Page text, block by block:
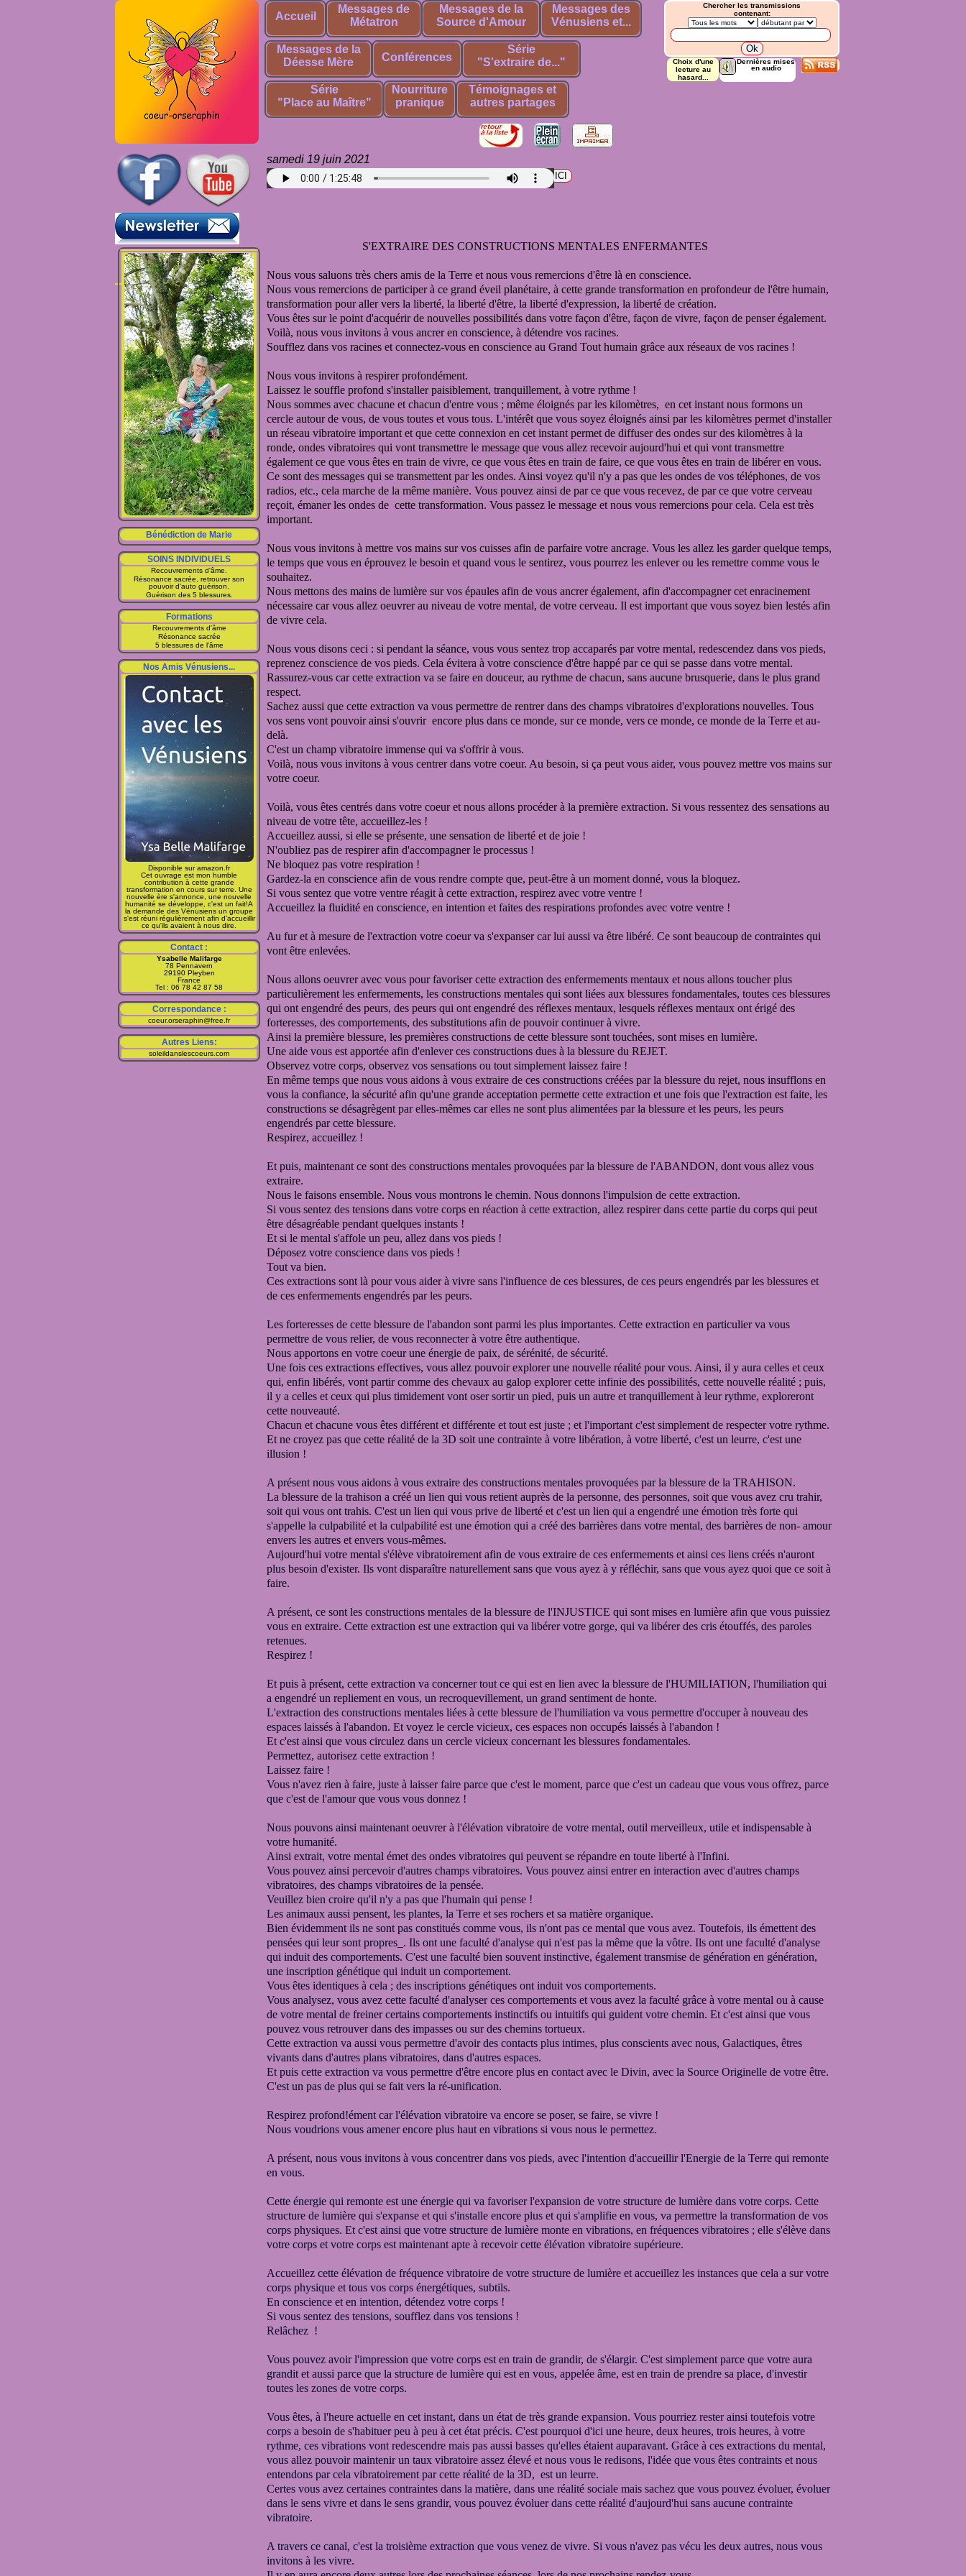
Bénédiction de Marie
SOINS INDIVIDUELS
Recouvrements d'âme.
Résonance sacrée, retrouver son
pouvoir d'auto guérison.
Guérison des 5 blessures.
Formations
Recouvrements d'âme
Résonance sacrée
5 blessures de l'âme
Nos Amis Vénusiens...
Disponible sur amazon.fr
Cet ouvrage est mon humble
contribution à cette grande
transformation en cours sur terre. Une
nouvelle ère s'annonce, une nouvelle
humanité se développe, c'est un fait!A
la demande des Vénusiens un groupe
s'est réuni régulièrement afin d'accueillir
ce qu'ils avaient à nous dire.
Contact :
Ysabelle Malifarge
78 Pennavern
29190 Pleyben
France
Tel : 06 78 42 87 58
Correspondance :
coeur.orseraphin@free.fr
Autres Liens:
soleildanslescoeurs.com
Chercher les transmissions
contenant:
Choix d'une
lecture au
hasard...
Dernières mises
en audio
Accueil
Messages de
Métatron
Messages de la
Source d'Amour
Messages des
Vénusiens et...
Messages de la
Déesse Mère
Conférences
Série
"S'extraire de..."
Série
"Place au Maître"
Nourriture
pranique
Témoignages et
autres partages
samedi 19 juin 2021
Pour télécharger le fichier audio en format mp3 cliquez
S'EXTRAIRE DES CONSTRUCTIONS MENTALES ENFERMANTES
Nous vous saluons très chers amis de la Terre et nous vous remercions d'être là en conscience.
Nous vous remercions de participer à ce grand éveil planétaire, à cette grande transformation en profondeur de l'être humain,
transformation pour aller vers la liberté, la liberté d'être, la liberté d'expression, la liberté de création.
Vous êtes sur le point d'acquérirde nouvelles possibilités dans votre façon d'être, façon de vivre, façon de penser également.
Voilà, nous vous invitons à vous ancrer en conscience, à détendre vos racines.
Soufflez dans vos racines et connectez-vous en conscience au Grand Tout humain grâce aux réseaux de vos racines !
Nous vous invitons à respirer profondément.
Laissez le souffle profond s'installer paisiblement, tranquillement, à votre rythme !
Nous sommes avec chacune et chacun d'entre vous ; même éloignés par les kilomètres, en cet instant nous formons un
cercle autour de vous, de vous toutes et vous tous. L'intérêt que vous soyez éloignés ainsi par les kilomètres permet d'installer
un réseau vibratoire important et que cette connexion en cet instant permet de diffuser des ondes sur des kilomètres à la
ronde, ondes vibratoires qui vont transmettre le message que vous allez recevoiraujourd'hui et qui vont transmettre
également ce que vous êtes en train de vivre, ce que vous êtes en train de faire, ce que vous êtes en train de libérer en vous.
Ce sont des messages qui se transmettent par les ondes. Ainsi voyez qu'il n'y a pas que les ondes de vos téléphones, de vos
radios, etc., cela marche de la même manière. Vous pouvez ainsi de par ce que vous recevez, de par ce que votre cerveau
reçoit, émaner les ondes de cette transformation. Vous passez le message et nous vous remercions pour cela. Cela est très
important.
Nous vous invitons à mettre vos mains sur vos cuisses afin de parfaire votre ancrage. Vous les allez les garder quelque temps,
le temps que vous en éprouvez le besoin et quand vous le sentirez, vous pourrez les enlever ou les remettre comme vous le
souhaitez.
Nous mettons des mains de lumière sur vos épaules afin de vous ancrer également, afin d'accompagner cet enracinement
nécessaire car vous allez oeuvrer au niveau de votre mental, de votre cerveau. Il est important que vous soyez bien lestés afin
de vivre cela.
Nous vous disons ceci : si pendant la séance, vous vous sentez trop accaparés par votre mental, redescendez dans vos pieds,
reprenez conscience de vos pieds. Cela évitera à votre conscience d'être happé par ce qui se passe dans votre mental.
Rassurez-vous car cette extraction va se faire en douceur, au rythme de chacun, sans aucune brusquerie, dans le plus grand
respect.
Sachez aussi que cette extraction va vous permettre de rentrer dans des champs vibratoires d'explorations nouvelles. Tous
vos sens vont pouvoir ainsi s'ouvrir encore plus dans ce monde, sur ce monde, vers ce monde, ce monde de la Terre et au-
delà.
C'est un champ vibratoire immense qui va s'offrir à vous.
Voilà, nous vous invitons à vous centrer dans votre coeur. Au besoin, si ça peut vous aider, vous pouvez mettre vos mains sur
votre coeur.
Voilà, vous êtes centrés dans votre coeur et nous allons procéder à la première extraction. Si vous ressentez des sensations au
niveau de votre tête, accueillez-les !
Accueillez aussi, si elle se présente, une sensation de liberté et de joie !
N'oubliez pas de respirerafin d'accompagner le processus !
Ne bloquez pas votre respiration !
Gardez-la en conscience afin de vous rendre compte que, peut-être à un moment donné, vous la bloquez.
Si vous sentez que votre ventre réagit à cette extraction, respirez avec votre ventre !
Accueillez la fluidité en conscience, en intention et faites des respirations profondes avec votre ventre !
Au fur et à mesure de l'extraction votre coeur va s'expansercar lui aussi va être libéré. Ce sont beaucoup de contraintes qui
vont être enlevées.
Nous allons oeuvrer avec vous pour favoriser cette extraction des enfermements mentaux et nous allons toucher plus
particulièrement les enfermements, les constructions mentales qui sont liées aux blessures fondamentales, toutes ces blessures
qui ont engendré des peurs, des peurs qui ont engendré des réflexes mentaux, lesquels réflexes mentaux ont érigé des
forteresses, des comportements, des substitutions afin de pouvoir continuer à vivre.
Ainsi la première blessure, les premières constructions de cette blessure sont touchées, sont mises en lumière.
Une aide vous est apportée afin d'enlever ces constructions dues à la blessure du REJET.
Observez votre corps, observez vos sensations ou tout simplement laissez faire !
En même temps que nous vous aidons à vous extraire de ces constructions créées par la blessure du rejet, nous insufflons en
vous la confiance, la sécurité afin qu'une grande acceptation permette cette extraction et une fois que l'extraction est faite, les
constructions se désagrègent par elles-mêmes car elles ne sont plus alimentées par la blessure et les peurs, les peurs
engendrés par cette blessure.
Respirez, accueillez !
Et puis, maintenant ce sont des constructions mentales provoquées par la blessure de l'ABANDON, dont vous allez vous
extraire.
Nous le faisons ensemble. Nous vous montrons le chemin. Nous donnons l'impulsion de cette extraction.
Si vous sentez des tensions dans votre corps en réaction à cette extraction, allez respirer dans cette partie du corps qui peut
être désagréable pendant quelques instants !
Et si le mental s'affole un peu, allez dans vos pieds !
Déposez votre conscience dans vos pieds !
Tout va bien.
Ces extractions sont là pour vous aider à vivre sans l'influence de ces blessures, de ces peurs engendrés par les blessures et
de ces enfermements engendrés par les peurs.
Les forteresses de cette blessure de l'abandon sont parmi les plus importantes. Cette extraction en particulier va vous
permettre de vous relier, de vous reconnecter à votre être authentique.
Nous apportons en votre coeur une énergie de paix, de sérénité, de sécurité.
Une fois ces extractions effectives, vous allez pouvoir explorer une nouvelle réalité pour vous. Ainsi, il y aura celles et ceux
qui, enfin libérés, vont partircomme des chevaux au galop explorer cette infinie des possibilités, cette nouvelle réalité ; puis,
il y a celles et ceux qui plus timidement vont oser sortir un pied, puis un autre et tranquillement à leur rythme, exploreront
cette nouveauté.
Chacun et chacune vous êtes différent et différente et tout est juste ; et l'important c'est simplement de respecter votre rythme.
Et ne croyez pas que cette réalité de la 3D soit une contrainte à votre libération, à votre liberté, c'est un leurre, c'est une
illusion !
A présent nous vous aidons à vous extraire des constructions mentales provoquées par la blessure de la TRAHISON.
La blessure de la trahison a créé un lien qui vous retient auprès de la personne, des personnes, soit que vous avez cru trahir,
soit qui vous ont trahis. C'est un lien qui vous prive de liberté et c'est un lien qui a engendré une émotion très forte qui
s'appelle la culpabilité et la culpabilité est une émotion qui a créé des barrières dans votre mental, des barrières de non- amour
envers les autres et envers vous-mêmes.
Aujourd'hui votre mental s'élève vibratoirement afin de vous extraire de ces enfermements et ainsi ces liens créés n'auront
plus besoin d'exister. Ils vont disparaître naturellement sans que vous ayez à y réfléchir, sans que vous ayez quoi que ce soit à
faire.
A présent, ce sont les constructions mentales de la blessure de l'INJUSTICE qui sont mises en lumière afin que vous puissiez
vous en extraire. Cette extraction est une extraction qui va libérer votre gorge, qui va libérer des cris étouffés, des paroles
retenues.
Respirez !
Et puis à présent, cette extraction va concernertout ce qui est en lien avec la blessure de l'HUMILIATION, l'humiliation qui
a engendré un repliement en vous, un recroquevillement, un grand sentiment de honte.
L'extraction des constructions mentales liées à cette blessure de l'humiliation va vous permettre d'occuper à nouveau des
espaces laissés à l'abandon. Et voyez le cercle vicieux, ces espaces non occupés laissés à l'abandon !
Et c'est ainsi que vous circulez dans un cercle vicieux concernant les blessures fondamentales.
Permettez, autorisez cette extraction !
Laissez faire !
Vous n'avez rien à faire, juste à laisser faire parce que c'est le moment, parce que c'est un cadeau que vous vous offrez, parce
que c'est de l'amour que vous vous donnez !
Nous pouvons ainsi maintenant oeuvrer à l'élévation vibratoire de votre mental, outil merveilleux, utile et indispensable à
votre humanité.
Ainsi extrait, votre mental émet des ondes vibratoires qui peuvent se répandre en toute liberté à l'Infini.
Vous pouvez ainsi percevoir d'autres champs vibratoires. Vous pouvez ainsi entrer en interaction avec d'autres champs
vibratoires, des champs vibratoires de la pensée.
Veuillez bien croire qu'il n'y a pas que l'humain qui pense !
Les animaux aussi pensent, les plantes, la Terre et ses rochers et sa matière organique.
Bien évidemment ils ne sont pas constitués comme vous, ils n'ont pas ce mental que vous avez. Toutefois, ils émettent des
pensées qui leur sont propres_. Ils ont une faculté d'analyse qui n'est pas la même que la vôtre. Ils ont une faculté d'analyse
qui induit des comportements. C'est une faculté bien souvent instinctive, également transmise de génération en génération,
une inscription génétique qui induit un comportement.
Vous êtes identiques à cela ; des inscriptions génétiques ont induit vos comportements.
Vous analysez, vous avez cette faculté d'analyserces comportements et vous avez la faculté grâce à votre mental ou à cause
de votre mental de freiner certains comportements instinctifs ou intuitifs qui guident votre chemin. Et c'est ainsi que vous
pouvez vous retrouver dans des impasses ou sur des chemins tortueux.
Cette extraction va aussi vous permettre d'avoirdes contacts plus intimes, plus conscients avec nous, Galactiques, êtres
vivants dans d'autres plans vibratoires, dans d'autres espaces.
Et puis cette extraction va vous permettre d'être encore plus en contact avec le Divin, avec la Source Originelle de votre être.
C'est un pas de plus qui se fait vers la ré-unification.
Respirez profond!ément car l'élévation vibratoire va encore se poser, se faire, se vivre !
Nous voudrions vous amener encore plus haut en vibrations si vous nous le permettez.
A présent, nous vous invitons à vous concentrer dans vos pieds, avec l'intention d'accueillir l'Energie de la Terre qui remonte
en vous.
Cette énergie qui remonte est une énergie qui va favoriser l'expansion de votre structure de lumière dans votre corps. Cette
structure de lumière qui s'expanse et qui s'installe encore plus et qui s'amplifie en vous, va permettre la transformation de vos
corps physiques. Et c'est ainsi que votre structure de lumière monte en vibrations, en fréquences vibratoires ; elle s'élève dans
votre corps et votre corps est maintenant apte à recevoir cette élévation vibratoire supérieure.
Accueillez cette élévation de fréquence vibratoire de votre structure de lumière et accueillez les instances que cela a sur votre
corps physique et tous vos corps énergétiques, subtils.
En conscience et en intention, détendez votre corps !
Si vous sentez des tensions, soufflez dans vos tensions !
Relâchez !
Vous pouvez avoir l'impression que votre corps est en train de grandir, de s'élargir. C'est simplement parce que votre aura
grandit et aussi parce que la structure de lumière qui est en vous, appelée âme, est en train de prendre sa place, d'investir
toutes les zones de votre corps.
Vous êtes, à l'heure actuelle en cet instant, dans un état de très grande expansion. Vous pourriez rester ainsi toutefois votre
corps a besoin de s'habituer peu à peu à cet état précis. C'est pourquoi d'ici une heure, deux heures, trois heures, à votre
rythme, ces vibrations vont redescendre mais pas aussi basses qu'elles étaient auparavant. Grâce à ces extractions du mental,
vous allez pouvoir maintenir un taux vibratoire assez élevé et nous vous le redisons, l'idée que vous êtes contraints et nous
entendons parcela vibratoirement par cette réalité de la 3D, est un leurre.
Certes vous avez certaines contraintes dans la matière, dans une réalité sociale mais sachez que vous pouvez évoluer, évoluer
dans le sens vivre et dans le sens grandir, vous pouvez évoluer dans cette réalité d'aujourd'hui sans aucune contrainte
vibratoire.
A travers ce canal, c'est la troisième extraction que vous venez de vivre. Si vous n'avez pas vécu les deux autres, nous vous
invitons à les vivre.